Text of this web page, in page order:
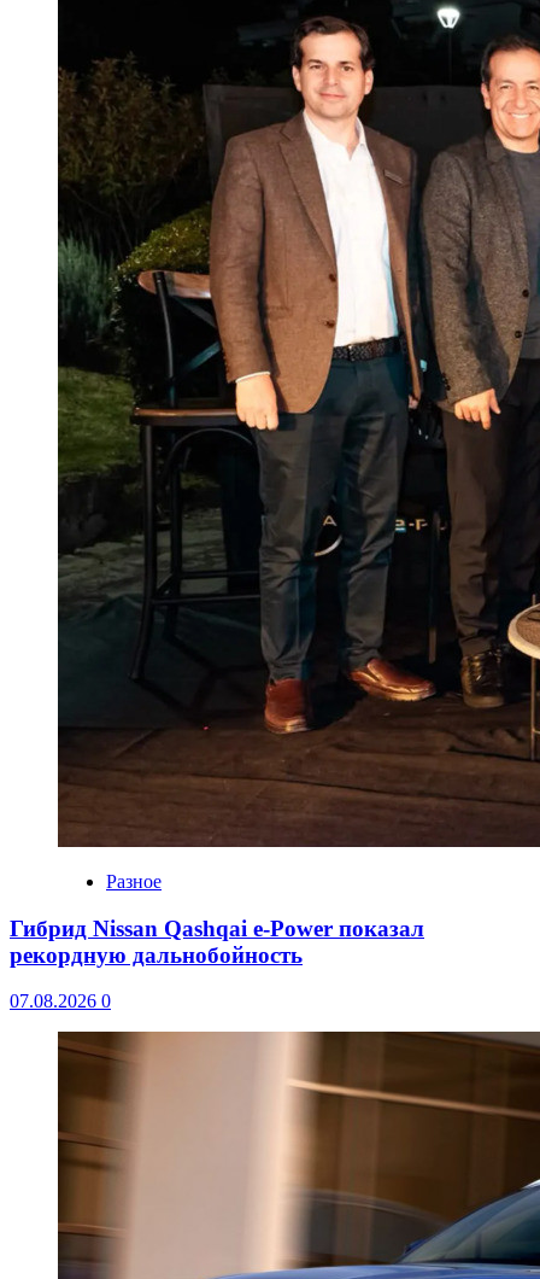
Разное
Гибрид Nissan Qashqai e-Power показал
рекордную дальнобойность
07.08.2026 0